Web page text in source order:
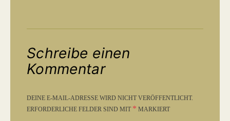
Schreibe einen
Kommentar
DEINE E-MAIL-ADRESSE WIRD NICHT VERÖFFENTLICHT.
ERFORDERLICHE FELDER SIND MIT * MARKIERT